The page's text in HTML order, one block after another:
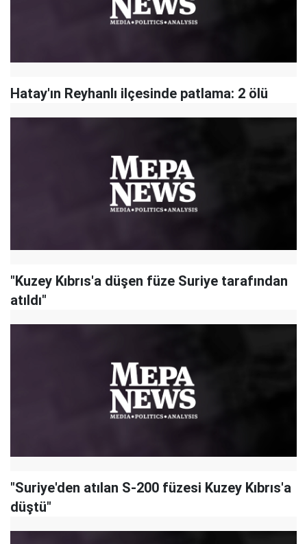
Hatay'ın Reyhanlı ilçesinde patlama: 2 ölü
"Kuzey Kıbrıs'a düşen füze Suriye tarafından
atıldı"
"Suriye'den atılan S-200 füzesi Kuzey Kıbrıs'a
düştü"